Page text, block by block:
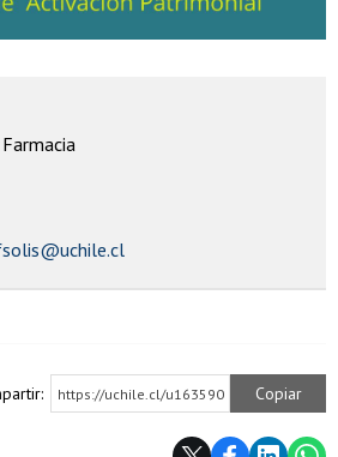
https://uchile.cl/u163590 Copiar